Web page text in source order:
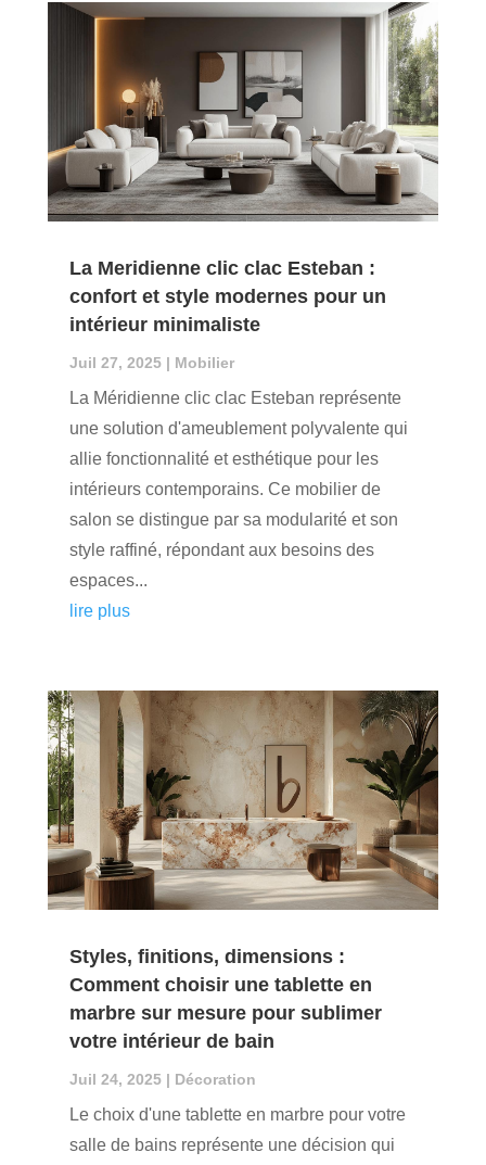
La Meridienne clic clac Esteban :
confort et style modernes pour un
intérieur minimaliste
Juil 27, 2025| Mobilier
La Méridienne clic clac Esteban représente
une solution d'ameublement polyvalente qui
allie fonctionnalité et esthétique pour les
intérieurs contemporains. Ce mobilier de
salon se distingue par sa modularité et son
style raffiné, répondant aux besoins des
espaces...
lire plus
Styles, finitions, dimensions :
Comment choisir une tablette en
marbre sur mesure pour sublimer
votre intérieur de bain
Juil 24, 2025| Décoration
Le choix d'une tablette en marbre pour votre
salle de bains représente une décision qui